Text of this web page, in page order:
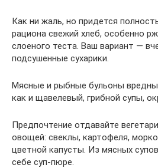
Как ни жаль, но придется
рациона свежий хлеб, особенно
слоеного теста. Ваш вариант —
подсушенные сухарики.
Мясные и рыбные бульоны
как и щавелевый, грибной супы,
Предпочтение отдавайте
овощей: свеклы, картофеля,
цветной капусты. Из мясных
себе суп-пюре.